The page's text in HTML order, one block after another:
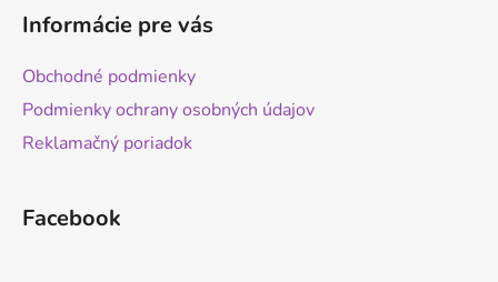
Informácie pre vás
Obchodné podmienky
Podmienky ochrany osobných údajov
Reklamačný poriadok
Facebook